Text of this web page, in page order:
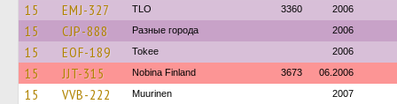
15 EMJ-327 TLO 3360 2006
15 CJP-888 Разные города 2006
15 EOF-189 Tokee 2006
15 JJT-315 Nobina Finland 3673 06.2006
15 VVB-222 Muurinen 2007